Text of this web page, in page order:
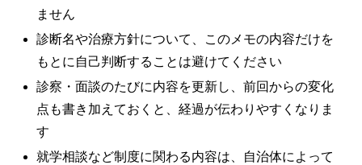
ません
診断名や治療方針について、このメモの内容だけを
もとに自己判断することは避けてください
診察・面談のたびに内容を更新し、前回からの変化
点も書き加えておくと、経過が伝わりやすくなりま
す
就学相談など制度に関わる内容は、自治体によって